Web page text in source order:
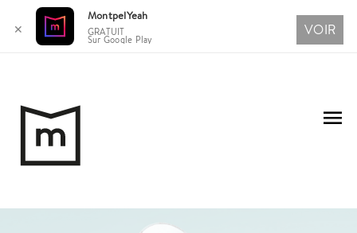
contenu
✕
MontpelYeah
GRATUIT
Sur Google Play
VOIR